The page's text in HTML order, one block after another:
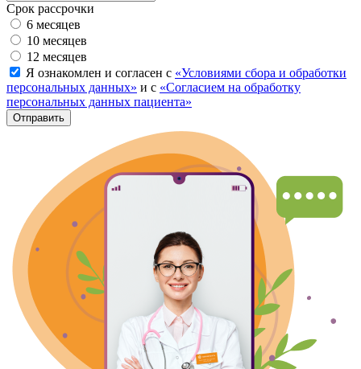
Срок рассрочки
6 месяцев
10 месяцев
12 месяцев
Я ознакомлен и согласен с «Условиями сбора и обработки
персональных данных» и с «Согласием на обработку
персональных данных пациента»
Отправить